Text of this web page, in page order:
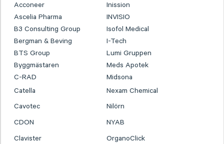
Acconeer
Inission
Ascelia Pharma
INVISIO
B3 Consulting Group
Isofol Medical
Bergman & Beving
I-Tech
BTS Group
Lumi Gruppen
Byggmästaren
Meds Apotek
C-RAD
Midsona
Catella
Nexam Chemical
Cavotec
Nilörn
CDON
NYAB
Clavister
OrganoClick